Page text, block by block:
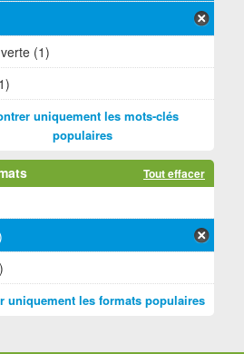
(1)
uniquement les mots-clés
populaires
Tout effacer
uniquement les formats populaires